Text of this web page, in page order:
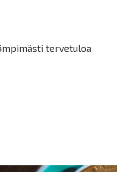
tervetuloa